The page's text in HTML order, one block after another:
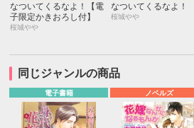
なついてくるなよ！【電
子限定かきおろし付】
桜城やや
なついてくるなよ！
桜城やや
同じジャンルの商品
電子書籍 ノベルズ